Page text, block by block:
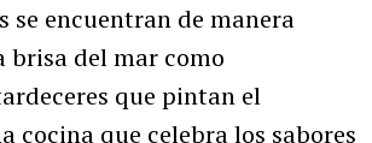
se encuentran de manera
brisa del mar como
que pintan el
cocina que celebra los sabores